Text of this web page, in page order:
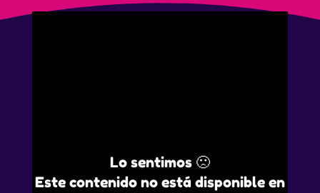
Lo sentimos 🙁
Este contenido no está disponible en